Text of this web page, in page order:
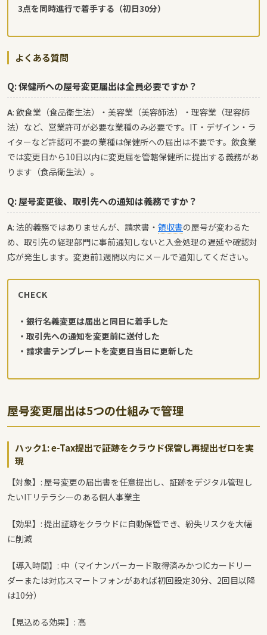
3点を同時進行で着手する（初日30分）
よくある質問
Q: 保健所への屋号変更届出は全員必要ですか？
A: 飲食業（食品衛生法）・美容業（美容師法）・理容業（理容師
法）など、営業許可が必要な業種のみ必要です。IT・デザイン・ラ
イターなど許認可不要の業種は保健所への届出は不要です。飲食業
では変更日から10日以内に変更届を管轄保健所に提出する義務があ
ります（食品衛生法）。
Q: 屋号変更後、取引先への通知は義務ですか？
A: 法的義務ではありませんが、請求書・ 領収書の屋号が変わるた
め、取引先の経理部門に事前通知しないと入金処理の遅延や確認対
応が発生します。変更前1週間以内にメールで通知してください。
CHECK
・銀行名義変更は届出と同日に着手した
・取引先への通知を変更前に送付した
・請求書テンプレートを変更日当日に更新した
屋号変更届出は5つの仕組みで管理
ハック1: e-Tax提出で証跡をクラウド保管し再提出ゼロを実
現
【対象】: 屋号変更の届出書を任意提出し、証跡をデジタル管理し
たいITリテラシーのある個人事業主
【効果】: 提出証跡をクラウドに自動保管でき、紛失リスクを大幅
に削減
【導入時間】: 中（マイナンバーカード取得済みかつICカードリー
ダーまたは対応スマートフォンがあれば初回設定30分、2回目以降
は10分）
【見込める効果】: 高